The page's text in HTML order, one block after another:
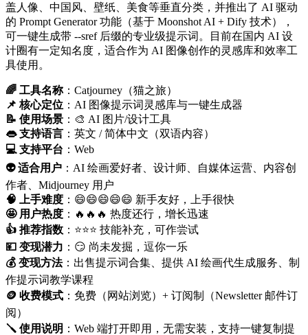
盖人像、中国风、壁纸、美食等垂直分类，并推出了 AI 驱动
的 Prompt Generator 功能（基于 Moonshot AI + Dify 技术），
可一键生成带 --sref 后缀的专业级提示词。目前在国内 AI 设
计圈有一定知名度，适合作为 AI 图像创作的灵感库和效率工
具使用。
🌈 工具名称：Catjourney（猫之旅）
📌 核心定位 ：AI 图像提示词灵感库与一键生成器
📝 使用场景 ：🎨 AI 图片/设计工具
👄 支持语言 ：英文 / 简体中文（双语内容）
💻 支持平台 ：Web
👽 适合用户 ：AI 绘画爱好者、设计师、自媒体运营、内容创
作者、Midjourney 用户
🧠 上手难度 ：😄😄😄😄😄 新手友好，上手很快
🤩 用户热度 ：🔥🔥🔥 热度还行，增长迅速
👍 推荐指数 ：⭐⭐⭐ 技能补充，可作尝试
💴 变现潜力 ：😏 尚未发掘，逗你一乐
💰 变现方法：出售提示词合集、提供 AI 绘画代生成服务、制
作提示词教学课程
🪙 收费模式 ：免费（网站浏览）+ 订阅制（Newsletter 邮件订
阅）
🪛 使用说明 ：Web 端打开即用，无需安装，支持一键复制提